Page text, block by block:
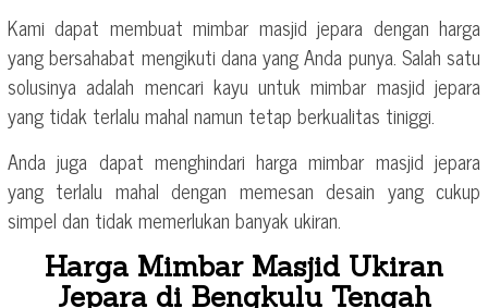
Kami dapat membuat mimbar masjid jepara dengan harga
yang bersahabat mengikuti dana yang Anda punya. Salah satu
solusinya adalah mencari kayu untuk mimbar masjid jepara
yang tidak terlalu mahal namun tetap berkualitas tiniggi.
Anda juga dapat menghindari harga mimbar masjid jepara
yang terlalu mahal dengan memesan desain yang cukup
simpel dan tidak memerlukan banyak ukiran.
Harga Mimbar Masjid Ukiran
Jepara di Bengkulu Tengah